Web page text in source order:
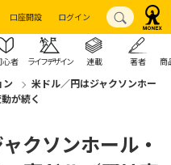
口座開設 ログイン
心者 ライフデザイン 連載 著者 商
ン
米ドル／円はジャクソンホー
が続く
クソンホール・